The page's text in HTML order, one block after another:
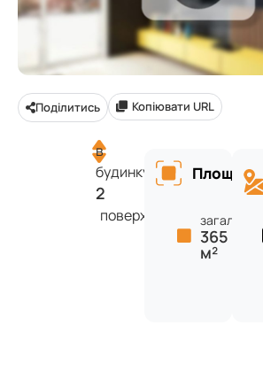
Поділитись Копіювати URL
в
будинку
2
поверхів
Площа
загальна:
365
м²